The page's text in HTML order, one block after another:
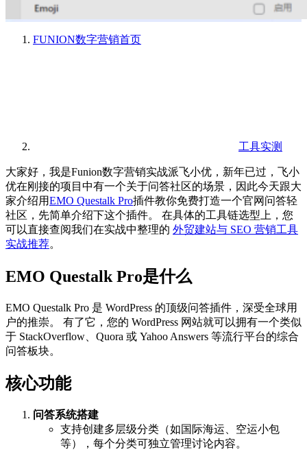
FUNION数字营销首页
工具实测
大家好，我是Funion数字营销实战派飞小优，新年已过，飞小
优在刚接的项目中有一个关于问答社区的场景，因此今天跟大
家介绍用EMO Questalk Pro插件教你免费打造一个官网问答轻
社区，先简单介绍下这个插件。 在具体的工具链选型上，您
可以直接查阅我们在实战中整理的 外贸建站与 SEO 营销工具
实战推荐。
EMO Questalk Pro是什么
EMO Questalk Pro 是 WordPress 的顶级问答插件，深受全球用
户的推崇。 有了它，您的 WordPress 网站就可以拥有一个类似
于 StackOverflow、Quora 或 Yahoo Answers 等流行平台的综合
问答板块。
核心功能
问答系统搭建
支持创建多层级分类（如国际海运、空运小包
等），每个分类可独立管理讨论内容。